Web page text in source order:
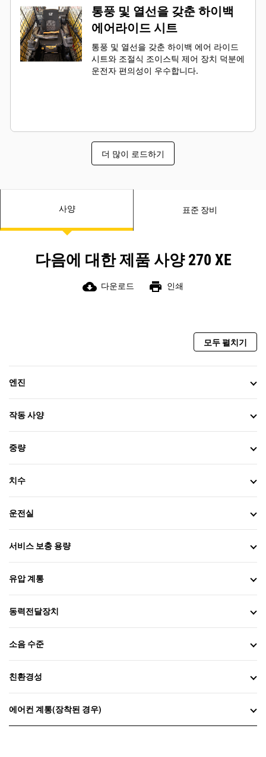
통풍 및 열선을 갖춘 하이백
에어라이드 시트
통풍 및 열선을 갖춘 하이백 에어 라이드
시트와 조절식 조이스틱 제어 장치 덕분에
운전자 편의성이 우수합니다.
더 많이 로드하기
사양 표준 장비
다음에 대한 제품 사양 270 XE
cloud_download 다운로드 print 인쇄
모두 펼치기
엔진
작동 사양
중량
치수
운전실
서비스 보충 용량
유압 계통
동력전달장치
소음 수준
친환경성
에어컨 계통(장착된 경우)